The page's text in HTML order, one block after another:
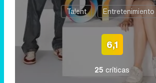
Talent Entretenimiento
6,1
25 críticas